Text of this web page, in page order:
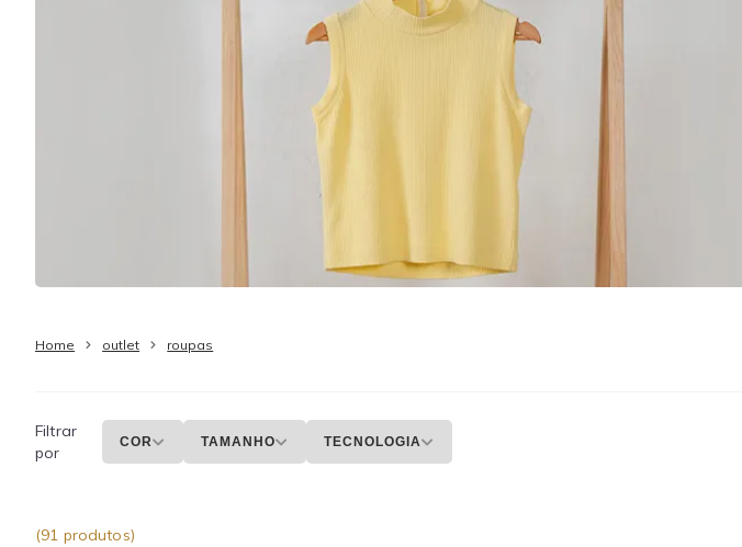
Home outlet roupas
Filtrar
por
TECNOLOGIA
COR TAMANHO
(91 produtos)